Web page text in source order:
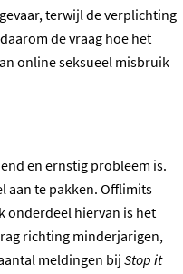
terwijl de verplichting
de vraag hoe het
online seksueel misbruik
en ernstig probleem is.
aan te pakken. Offlimits
onderdeel hiervan is het
richting minderjarigen,
meldingen bij Stop it